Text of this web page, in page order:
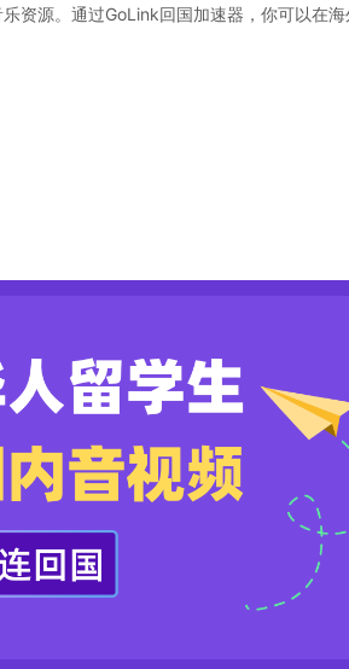
资源。通过GoLink回国加速器，你可以在